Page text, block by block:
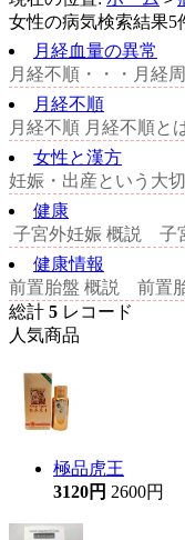
女性の病気検索結果5
月経血量の異常
月経不順・・・月経
月経不順
月経不順 月経不順と
女性と漢方
妊娠・出産という大
健康
子宮外妊娠 概説 子
健康情報
前置胎盤 概説 前置
総計 5 レコード
人気商品
極品虎王
3120円 2600円